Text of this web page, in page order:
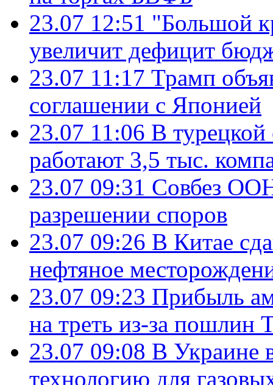
23.07 12:51 "Большой
увеличит дефицит
23.07 11:17 Трамп
соглашении с Японией
23.07 11:06 В
работают 3,5 тыс.
23.07 09:31 Совбез
разрешении споров
23.07 09:26 В Китае
нефтяное
23.07 09:23 Прибыль
на треть из-за пошлин
23.07 09:08 В Украине
технологию для